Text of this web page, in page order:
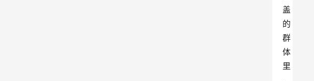
盖
的
群
体
里